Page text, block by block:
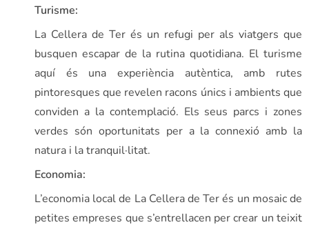
Turisme:
La Cellera de Ter és un refugi per als viatgers que
busquen escapar de la rutina quotidiana. El turisme
aquí és una experiència autèntica, amb rutes
pintoresques que revelen racons únics i ambients que
conviden a la contemplació. Els seus parcs i zones
verdes són oportunitats per a la connexió amb la
natura i la tranquil·litat.
Economia:
L’economia local de La Cellera de Ter és un mosaic de
petites empreses que s’entrellacen per crear un teixit